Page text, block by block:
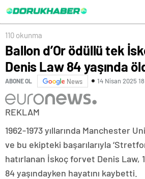
110 okunma
Ballon d’Or ödüllü tek
Denis Law 84 yaşında
ABONE OL News 14 Nisan 2025
REKLAM
1962-1973 yıllarında Manchester
ve bu ekipteki başarılarıyla
hatırlanan İskoç forvet Denis Law,
84 yaşındayken hayatını kaybetti.